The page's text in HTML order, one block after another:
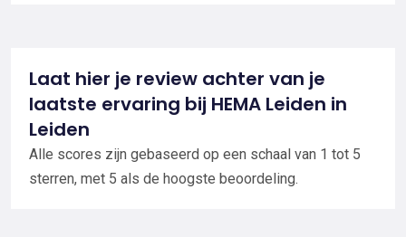
Laat hier je review achter van je
laatste ervaring bij HEMA Leiden in
Leiden
Alle scores zijn gebaseerd op een schaal van 1 tot 5
sterren, met 5 als de hoogste beoordeling.